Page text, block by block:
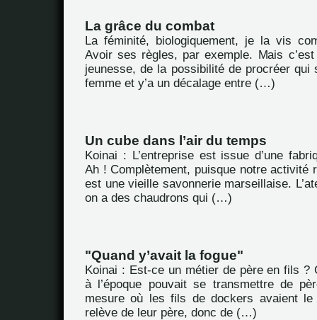
La grâce du combat
La féminité, biologiquement, je la vis
Avoir ses règles, par exemple. Mais
jeunesse, de la possibilité de procréer qui
femme et y’a un décalage entre (…)
Un cube dans l’air du temps
Koinai : L’entreprise est issue d’une
Ah ! Complètement, puisque notre activité
est une vieille savonnerie marseillaise.
on a des chaudrons qui (…)
"Quand y’avait la fogue"
Koinai : Est-ce un métier de père en fils ?
à l’époque pouvait se transmettre de
mesure où les fils de dockers avaient
relève de leur père, donc de (…)